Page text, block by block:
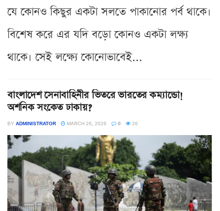
যে কোনও কিছুর একটা সলতে পাকানোর পর্ব থাকে।
বিশেষ করে এর যদি বড়ো কোনও একটা লক্ষ্য
থাকে। সেই লক্ষ্যে কোনোভাবেই...
বাংলাদেশ সেনাবাহিনীর ভিতরে ভারতের কম্যান্ডো!
অশনিক সংকেত ঢাকায়?
BY ADMINISTRATOR MARCH 26, 2026 0 26